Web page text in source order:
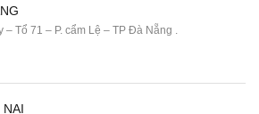
Tổ 71 – P. cẩm Lệ – TP Đà Nẵng .